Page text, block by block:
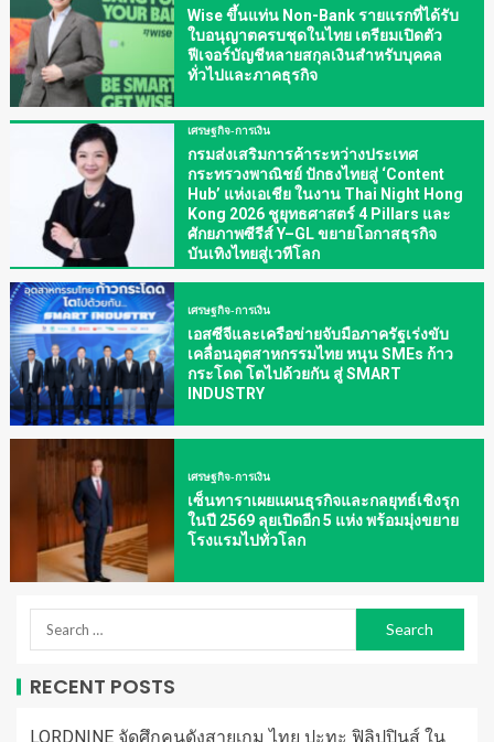
Wise ขึ้นแท่น Non-Bank รายแรกที่ได้รับ
ใบอนุญาตครบชุดในไทย เตรียมเปิดตัว
ฟีเจอร์บัญชีหลายสกุลเงินสำหรับบุคคล
ทั่วไปและภาคธุรกิจ
เศรษฐกิจ-การเงิน
กรมส่งเสริมการค้าระหว่างประเทศ
กระทรวงพาณิชย์ ปักธงไทยสู่ ‘Content
Hub’ แห่งเอเชีย ในงาน Thai Night Hong
Kong 2026 ชูยุทธศาสตร์ 4 Pillars และ
ศักยภาพซีรีส์ Y–GL ขยายโอกาสธุรกิจ
บันเทิงไทยสู่เวทีโลก
เศรษฐกิจ-การเงิน
เอสซีจีและเครือข่ายจับมือภาครัฐเร่งขับ
เคลื่อนอุตสาหกรรมไทย หนุน SMEs ก้าว
กระโดด โตไปด้วยกัน สู่ SMART
INDUSTRY
เศรษฐกิจ-การเงิน
เซ็นทาราเผยแผนธุรกิจและกลยุทธ์เชิงรุก
ในปี 2569 ลุยเปิดอีก 5 แห่ง พร้อมมุ่งขยาย
โรงแรมไปทั่วโลก
RECENT POSTS
LORDNINE จัดศึกคนดังสายเกม ไทย ปะทะ ฟิลิปปินส์ ใน